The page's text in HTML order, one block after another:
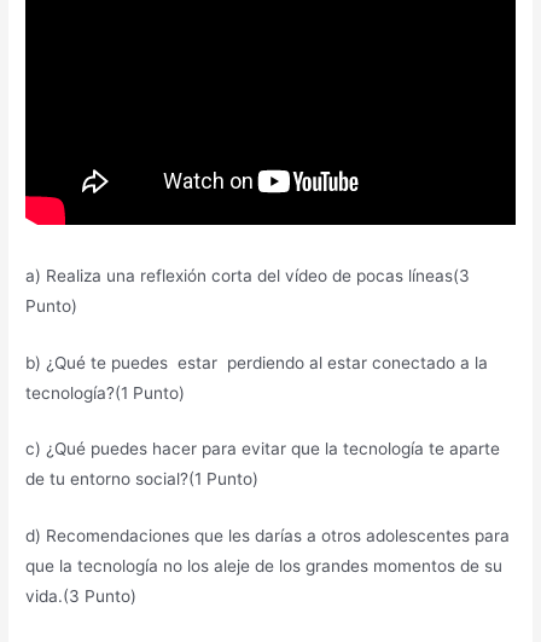
a) Realiza una reflexión corta del vídeo de pocas líneas(3
Punto)
b) ¿Qué te puedes estar perdiendo al estar conectado a la
tecnología?(1 Punto)
c) ¿Qué puedes hacer para evitar que la tecnología te aparte
de tu entorno social?(1 Punto)
d) Recomendaciones que les darías a otros adolescentes para
que la tecnología no los aleje de los grandes momentos de su
vida.(3 Punto)